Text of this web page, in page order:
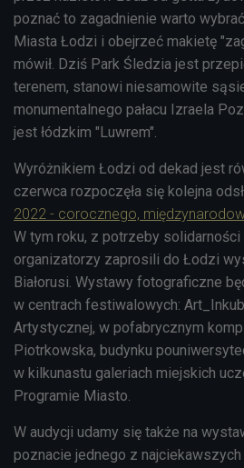
poznać to zagadnienie warto
Miasta Łodzi i obejrzeć makietę
mówił. Dziś Park Śledzia jest
terenem, stanowi niesamowite
monumentalnego pałacu Izraela
jest łódzkim "Luwrem".
Wyróżnikiem Łodzi od dekad jest
czerwca rozpoczęła się kolejna
2022 - corocznego,
W tym roku, z potrzeby solidarności
organizatorzy zaprosili do Łodzi
Białorusi. Wystawy fotograficzne
w centrach festiwalowych:
Artystycznej, w pofabrycznym
Piotrkowska, budynku
w kilkunastu galeriach miejskich
Programie Miasto.
W audycji udamy się także na
poznacie jednego z